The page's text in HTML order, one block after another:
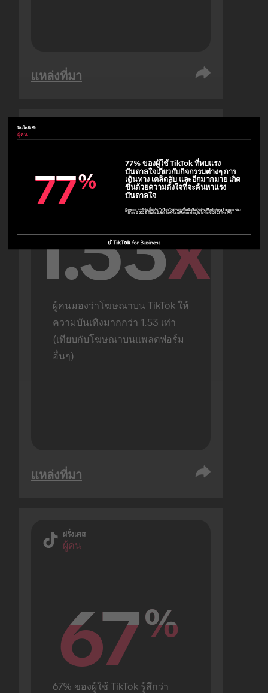
แหล่งที่มา
1.53x
ผู้คนมองว่าโฆษณาบน TikTok ให้
ความบันเทิงมากกว่า 1.53 เท่า
(เทียบกับโฆษณาบนแพลตฟอร์ม
อื่นๆ)
แหล่งที่มา
ฝรั่งเศส
ผู้คน
67%
67%
67% ของผู้ใช้ TikTok รู้สึกว่า
อินโดนีเซีย
ผู้คน
77%
77%
77% ของผู้ใช้ TikTok ที่พบแรง
บันดาลใจเกี่ยวกับกิจกรรมต่างๆ การ
เดินทาง เคล็ดลับ และอีกมากมาย เกิด
ขึ้นด้วยความตั้งใจที่จะค้นหาแรง
บันดาลใจ
Source: การวิจัยเกี่ยวกับ TikTok ในฐานะเครื่องมือสืบค้นผ่าน Marketing Science ของ
TikTok ปี 2023 (อินโดนีเซีย) จัดทำโดย Material ฤดูใบไม้ร่วง ปี 2023 (n=79)